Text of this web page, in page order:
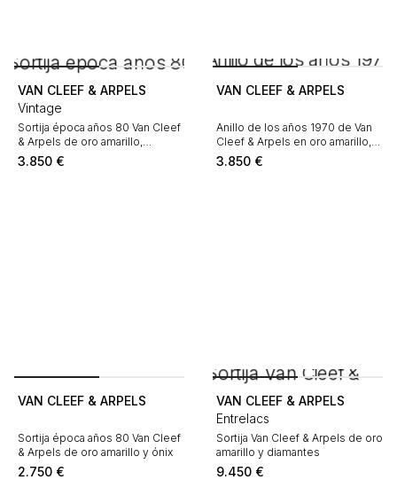
VAN CLEEF & ARPELS
Vintage
Sortija época años 80 Van Cleef
& Arpels de oro amarillo,
diamantes y rubí
3.850 €
VAN CLEEF & ARPELS
Anillo de los años 1970 de Van
Cleef & Arpels en oro amarillo,
coral y diamantes
3.850 €
VAN CLEEF & ARPELS
Sortija época años 80 Van Cleef
& Arpels de oro amarillo y ónix
2.750 €
VAN CLEEF & ARPELS
Entrelacs
Sortija Van Cleef & Arpels de oro
amarillo y diamantes
9.450 €